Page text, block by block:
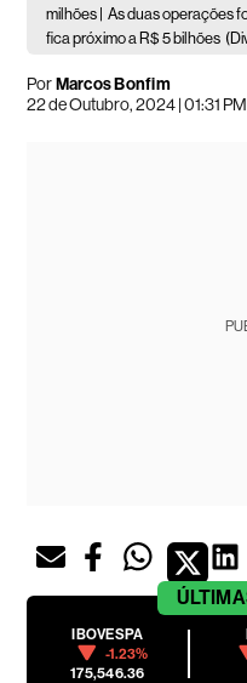
milhões |
As duas operações
fica próximo a R$ 5 bilhões
PorMarcos Bonfim
22 de Outubro, 2024 | 01:31 PM
IBOVESPA
-1.23%
175,546.36